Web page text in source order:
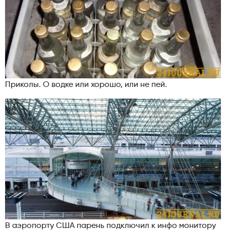
Приколы. О водке или хорошо, или не пей.
В аэропорту США парень подключил к инфо монитору